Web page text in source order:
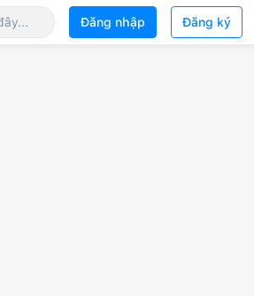
Đăng nhập Đăng ký